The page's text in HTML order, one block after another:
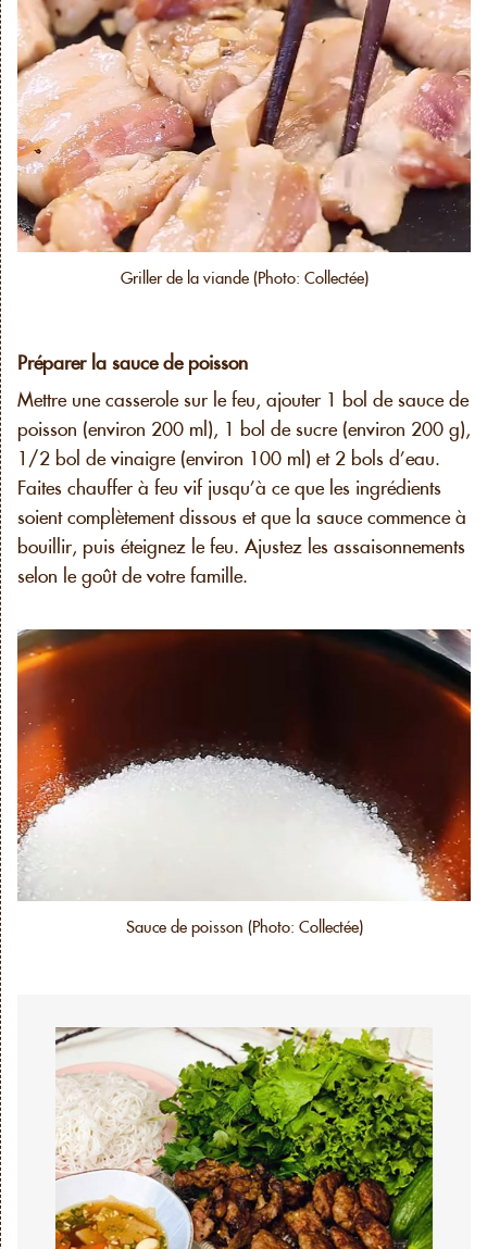
Griller de la viande (Photo: Collectée)
Préparer la sauce de poisson
Mettre une casserole sur le feu, ajouter 1 bol de sauce de
poisson (environ 200 ml), 1 bol de sucre (environ 200 g),
1/2 bol de vinaigre (environ 100 ml) et 2 bols d’eau.
Faites chauffer à feu vif jusqu’à ce que les ingrédients
soient complètement dissous et que la sauce commence à
bouillir, puis éteignez le feu. Ajustez les assaisonnements
selon le goût de votre famille.
Sauce de poisson (Photo: Collectée)